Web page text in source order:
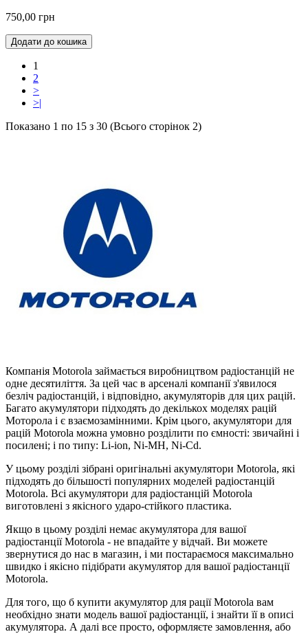
750,00 грн
Додати до кошика
1
2
>
>|
Показано 1 по 15 з 30 (Всього сторінок 2)
Компанія Motorola займається виробництвом радіостанцій не
одне десятиліття. За цей час в арсеналі компанії з'явилося
безліч радіостанцій, і відповідно, акумуляторів для цих рацій.
Багато акумулятори підходять до декількох моделях рацій
Моторола і є взаємозамінними. Крім цього, акумулятори для
рацій Motorola можна умовно розділити по ємності: звичайні і
посилені; і по типу: Li-ion, Ni-MH, Ni-Cd.
У цьому розділі зібрані оригінальні акумулятори Motorola, які
підходять до більшості популярних моделей радіостанцій
Motorola. Всі акумулятори для радіостанцій Motorola
виготовлені з якісного ударо-стійкого пластика.
Якщо в цьому розділі немає акумулятора для вашої
радіостанції Motorola - не впадайте у відчай. Ви можете
звернутися до нас в магазин, і ми постараємося максимально
швидко і якісно підібрати акумулятор для вашої радіостанції
Motorola.
Для того, що б купити акумулятор для рації Motorola вам
необхідно знати модель вашої радіостанції, і знайти її в описі
акумулятора. А далі все просто, оформляєте замовлення, або